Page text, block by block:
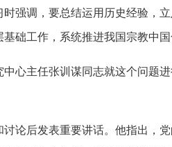
强调，要总结运用历史经验，
础工作，系统推进我国宗教中
心主任张训谋同志就这个问题
讨论后发表重要讲话。他指出，